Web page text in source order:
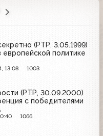
(РТР, 3.05.1999)
европейской политике
13:08 1003
(РТР, 30.09.2000)
с победителями
1066